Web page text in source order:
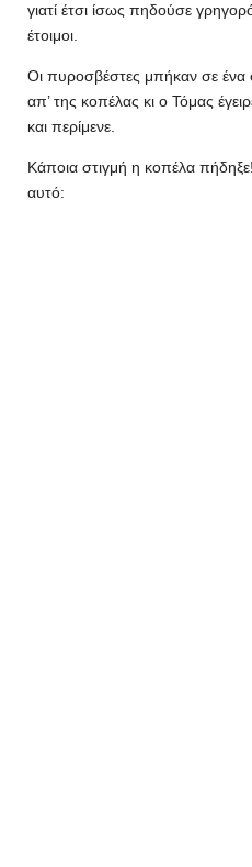
γιατί έτσι ίσως πηδούσε
έτοιμοι.
Οι πυροσβέστες μπήκαν σε ένα
απ’ της κοπέλας κι ο Τόμας
και περίμενε.
Κάποια στιγμή η κοπέλα
αυτό: